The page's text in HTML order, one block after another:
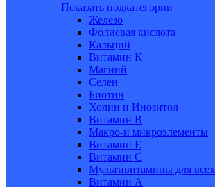
Показать подкатегории
Железо
Фолиевая кислота
Кальций
Витамин K
Магний
Селен
Биотин
Холин и Инозитол
Витамин B
Макро-и микроэлементы
Витамин Е
Витамин С
Мультивитамины для всех
Витамин A